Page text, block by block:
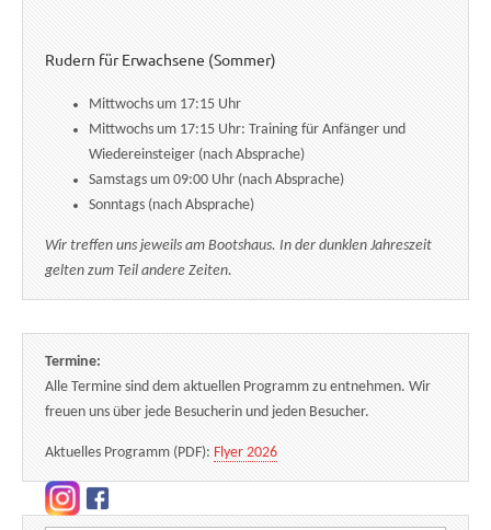
Rudern für Erwachsene (Sommer)
Mittwochs um 17:15 Uhr
Mittwochs um 17:15 Uhr: Training für Anfänger und
Wiedereinsteiger (nach Absprache)
Samstags um 09:00 Uhr (nach Absprache)
Sonntags (nach Absprache)
Wir treffen uns jeweils am Bootshaus. In der dunklen Jahreszeit
gelten zum Teil andere Zeiten.
Termine:
Alle Termine sind dem aktuellen Programm zu entnehmen. Wir
freuen uns über jede Besucherin und jeden Besucher.
Aktuelles Programm (PDF): Flyer 2026